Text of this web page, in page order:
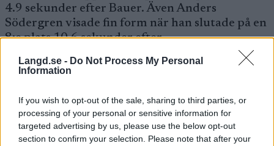
Langd.se - Do Not Process My Personal
Information
If you wish to opt-out of the sale, sharing to third parties, or
processing of your personal or sensitive information for
targeted advertising by us, please use the below opt-out
section to confirm your selection. Please note that after your
4.9 sekunder efter Bauer. Även Anders
Södergren visade fin form när han slutade på en
8:e plats 10.6 sekunder efter.
Övriga svenskar:
18 Mathias Fredriksson, + 20.2
46 Daniel Rickardsson, + 37.1
56 Jerry Ahrlin, + 45.4